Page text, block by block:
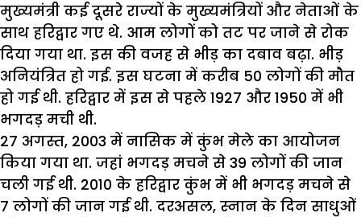
मुख्यमंत्री कई दूसरे राज्यों के मुख्यमंत्रियों और नेताओं के
साथ हरिद्वार गए थे. आम लोगों को तट पर जाने से रोक
दिया गया था. इस की वजह से भीड़ का दबाव बढ़ा. भीड़
अनियंत्रित हो गई. इस घटना में करीब 50 लोगों की मौत
हो गई थी. हरिद्वार में इस से पहले 1927 और 1950 में भी
भगदड़ मची थी.
27 अगस्त, 2003 में नासिक में कुंभ मेले का आयोजन
किया गया था. जहां भगदड़ मचने से 39 लोगों की जान
चली गई थी. 2010 के हरिद्वार कुंभ में भी भगदड़ मचने से
7 लोगों की जान गई थी. दरअसल, स्नान के दिन साधुओं